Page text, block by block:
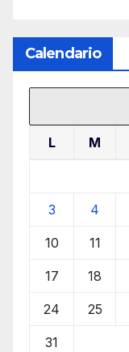
Calendario
L M
3 4
10 11
17 18
24 25
31